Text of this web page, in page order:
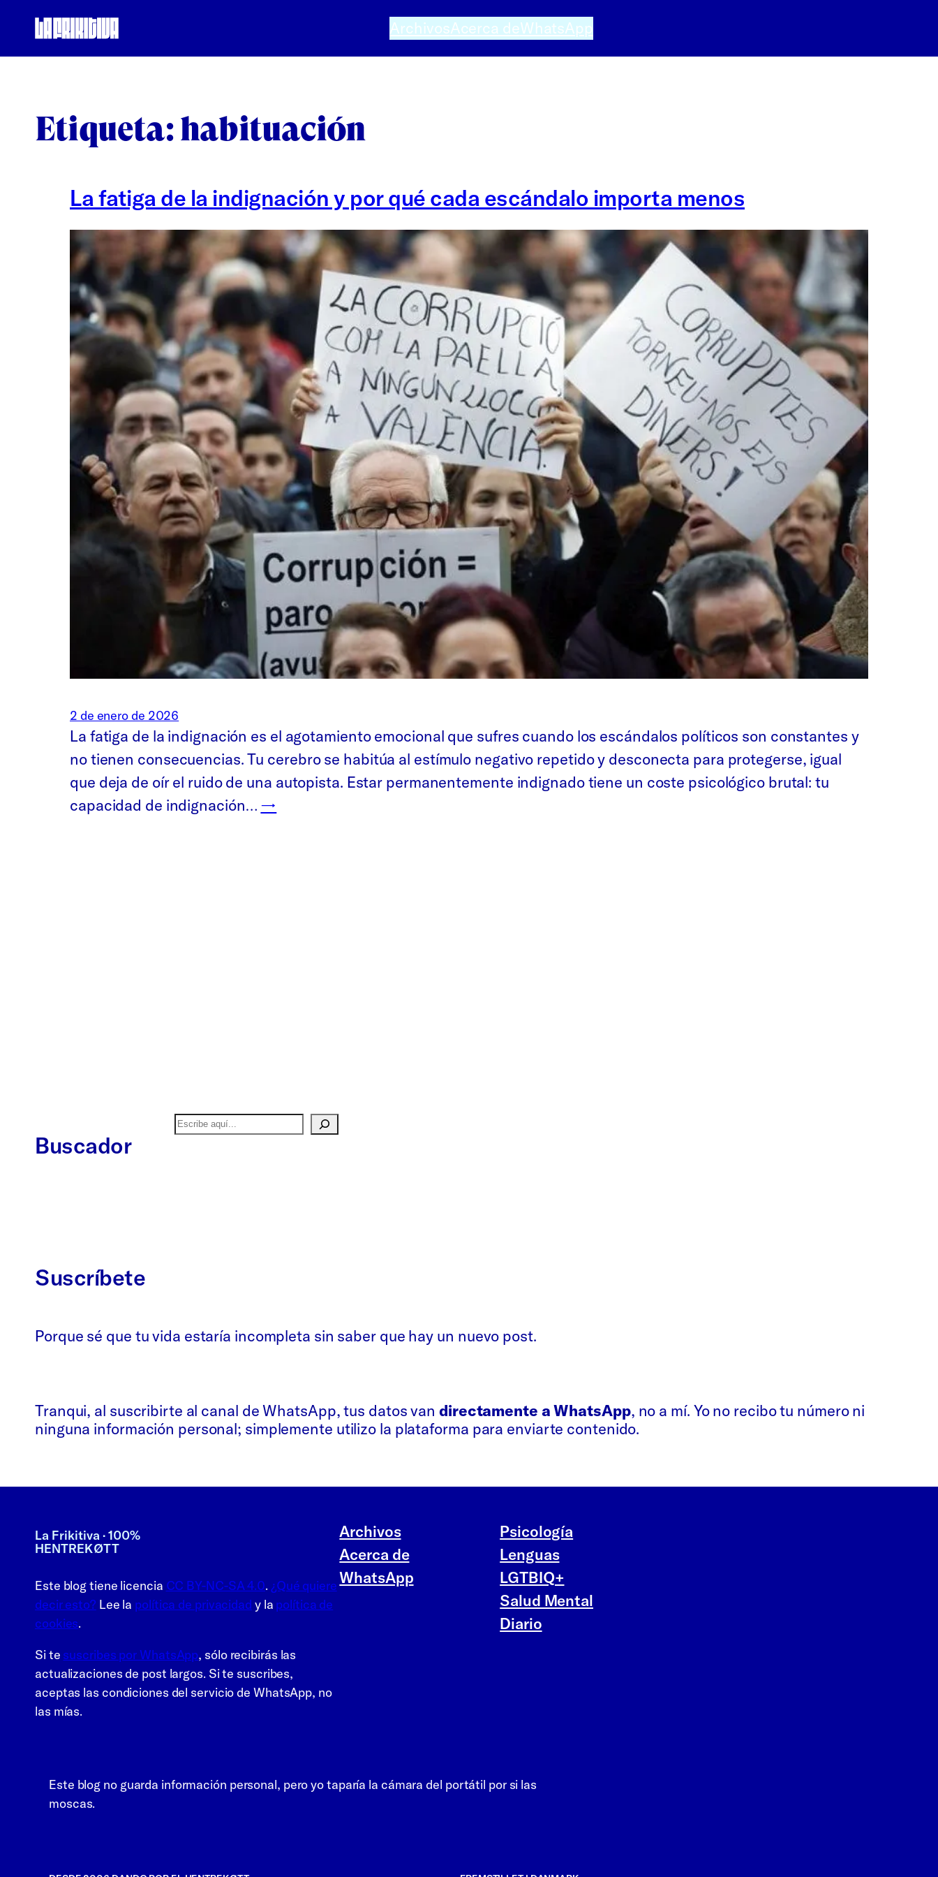
contenido
ArchivosAcerca deWhatsApp
Etiqueta: habituación
La fatiga de la indignación y por qué cada escándalo importa menos
2 de enero de 2026
La fatiga de la indignación es el agotamiento emocional que sufres cuando los escándalos políticos son constantes y
no tienen consecuencias. Tu cerebro se habitúa al estímulo negativo repetido y desconecta para protegerse, igual
que deja de oír el ruido de una autopista. Estar permanentemente indignado tiene un coste psicológico brutal: tu
capacidad de indignación… →
Buscador
Buscar
Suscríbete
Porque sé que tu vida estaría incompleta sin saber que hay un nuevo post.
Tranqui, al suscribirte al canal de WhatsApp, tus datos van directamente a WhatsApp, no a mí. Yo no recibo tu número ni
ninguna información personal; simplemente utilizo la plataforma para enviarte contenido.
La Frikitiva · 100%
HENTREKØTT
Este blog tiene licencia CC BY-NC-SA 4.0.¿Qué quiere
decir esto? Lee la política de privacidad y la política de
cookies.
Si te suscribes por WhatsApp, sólo recibirás las
actualizaciones de post largos. Si te suscribes,
aceptas las condiciones del servicio de WhatsApp, no
las mías.
Archivos
Acerca de
WhatsApp
Psicología
Lenguas
LGTBIQ+
Salud Mental
Diario
Este blog no guarda información personal, pero yo taparía la cámara del portátil por si las
moscas.